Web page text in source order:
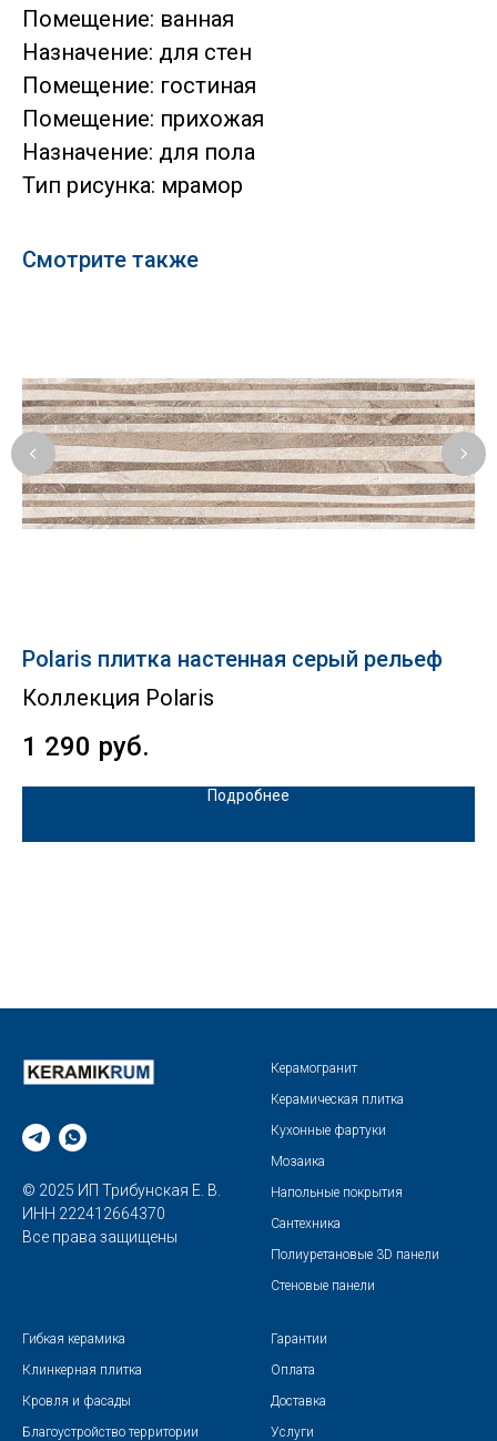
Помещение: ванная
Назначение: для стен
Помещение: гостиная
Помещение: прихожая
Назначение: для пола
Тип рисунка: мрамор
Смотрите также
Polaris плитка настенная серый рельеф
Коллекция Polaris
1 290 руб.
Подробнее
© 2025 ИП Трибунская Е. В.
ИНН 222412664370
Все права защищены
Керамогранит
Керамическая плитка
Кухонные фартуки
Мозаика
Напольные покрытия
Сантехника
Полиуретановые 3D панели
Стеновые панели
Гибкая керамика
Клинкерная плитка
Кровля и фасады
Благоустройство территории
Гарантии
Оплата
Доставка
Услуги